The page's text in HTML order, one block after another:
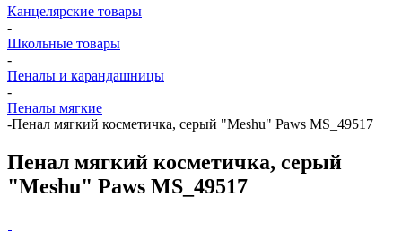
Канцелярские товары
-
Школьные товары
-
Пеналы и карандашницы
-
Пеналы мягкие
-Пенал мягкий косметичка, серый "Meshu" Paws MS_49517
Пенал мягкий косметичка, серый
"Meshu" Paws MS_49517